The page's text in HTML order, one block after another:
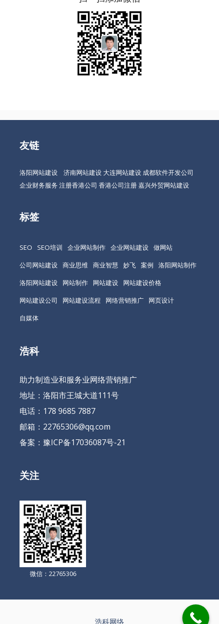
友链
洛阳网站建设 济南网站建设 大连网站建设 成都软件开发公司
企业财务服务 注册香港公司 香港公司注册嘉兴外贸网站建设
标签
SEO SEO培训 企业网站制作 企业网站建设 做网站
公司网站建设 商业思维 商业智慧 妙飞 案例
洛阳网站制作
洛阳网站建设
网站制作 网站建设
网站建设价格
网站建设公司
网站建设流程 网络营销推广
网页设计
自媒体
浩科
助力制造业和服务业网络营销推广
地址：洛阳市王城大道111号
电话：178 9685 7887
邮箱：22765306@qq.com
备案： 豫ICP备17036087号-21
关注
微信：22765306
浩科网络